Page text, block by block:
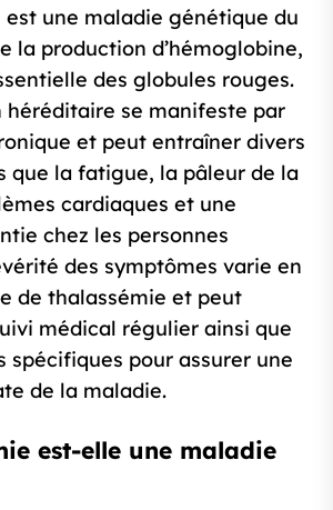
est une maladie génétique du
la production d’hémoglobine,
des globules rouges.
se manifeste par
et peut entraîner divers
que la fatigue, la pâleur de la
cardiaques et une
chez les personnes
des symptômes varie en
de thalassémie et peut
médical régulier ainsi que
spécifiques pour assurer une
de la maladie.
est-elle une maladie